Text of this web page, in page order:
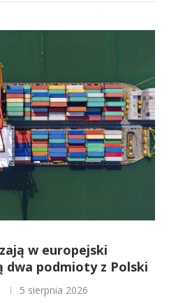
w europejski
dwa podmioty z Polski
5 sierpnia 2026